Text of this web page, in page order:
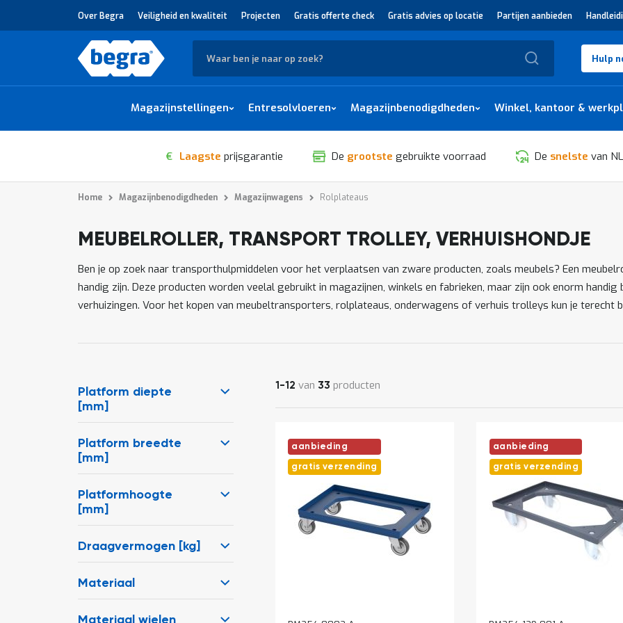
Over Begra Veiligheid en kwaliteit Projecten Gratis offerte check Gratis advies op locatie Partijen aanbieden
Zoek Hulp
Magazijnstellingen Entresolvloeren Magazijnbenodigdheden Winkel, kantoor &
€ Laagste prijsgarantie De grootste gebruikte voorraad De snelste van
Home Magazijnbenodigdheden Magazijnwagens Rolplateaus
MEUBELROLLER, TRANSPORT TROLLEY, VERHUISHONDJE
Ben je op zoek naar transporthulpmiddelen voor het verplaatsen van zware producten, zoals meubels? Een
handig zijn. Deze producten worden veelal gebruikt in magazijnen, winkels en fabrieken, maar zijn ook enorm
verhuizingen. Voor het kopen van meubeltransporters, rolplateaus, onderwagens of verhuis trolleys kun je terecht
Platform diepte
[mm]
Platform breedte
[mm]
Platformhoogte
[mm]
Draagvermogen [kg]
Materiaal
Materiaal wielen
1 -12 van 33 producten
SORTEREN
aanbieding
gratis verzending
aanbieding
gratis verzending